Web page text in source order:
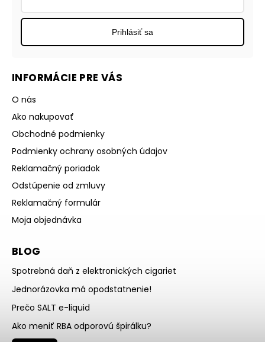
INFORMÁCIE PRE VÁS
O nás
Ako nakupovať
Obchodné podmienky
Podmienky ochrany osobných údajov
Reklamačný poriadok
Odstúpenie od zmluvy
Reklamačný formulár
Moja objednávka
BLOG
Spotrebná daň z elektronických cigariet
Jednorázovka má opodstatnenie!
Prečo SALT e-liquid
Ako meniť RBA odporovú špirálku?
Prihlásiť sa